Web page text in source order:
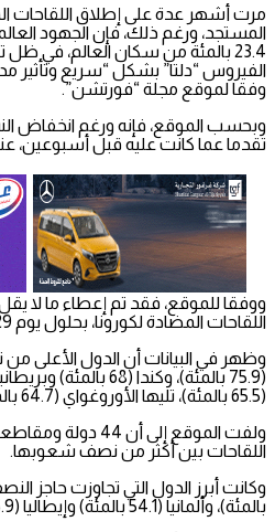
مرت أشهر عدة على إطلاق اللقاحات
المستجد، ورغم ذلك، فإن الجهود
23.4 بالمئة من سكان العالم، في
وفقا لموقع مجلة “فورتشن”.
وبحسب الموقع، فإنه ورغم انخفاض
تقدما عما كانت عليه قبل أسبوعين، عندما كانت
اللقاحات المضادة لكورونا، بحلول يوم 29 يونيو.
وظهر في البيانات أن الدول الأعلى من
(65.5 بالمئة)، تليها الأوروغواي (64.7 بالمئة)، وإسرائيل (64.5 بالمئة).
ولفت الموقع إلى أن
اللقاحات بين أكثر من نصف شعوبها.
بالمئة)، وألمانيا (54.1 بالمئة) وإيطاليا (55.9 بالمئة).